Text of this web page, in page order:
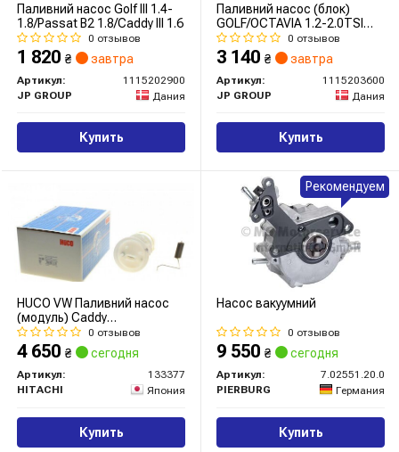
Паливний насос Golf III 1.4-
1.8/Passat B2 1.8/Caddy III 1.6
0 отзывов
1 820 ₴ завтра
Артикул:
1115202900
JP GROUP
Дания
Купить
Паливний насос (блок)
GOLF/OCTAVIA 1.2-2.0TSI
03-
0 отзывов
3 140 ₴ завтра
Артикул:
1115203600
JP GROUP
Дания
Купить
HUCO VW Паливний насос
(модуль) Caddy
06-,Golf,Skoda Octavia
0 отзывов
4 650 ₴ сегодня
Артикул:
133377
HITACHI
Япония
Купить
Насос вакуумний
0 отзывов
9 550 ₴ сегодня
Артикул:
7.02551.20.0
PIERBURG
Германия
Купить
Рекомендуем